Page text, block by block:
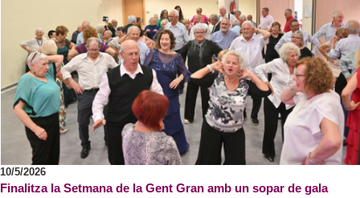
10/5/2026
Finalitza la Setmana de la Gent Gran amb un sopar de gala